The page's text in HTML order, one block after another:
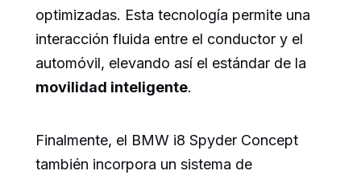
optimizadas. Esta tecnología permite una
interacción fluida entre el conductor y el
automóvil, elevando así el estándar de la
movilidad inteligente.
Finalmente, el BMW i8 Spyder Concept
también incorpora un sistema de